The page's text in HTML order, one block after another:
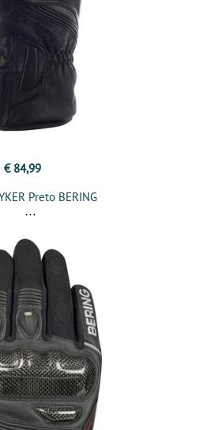
€ 84,99
Preto BERING